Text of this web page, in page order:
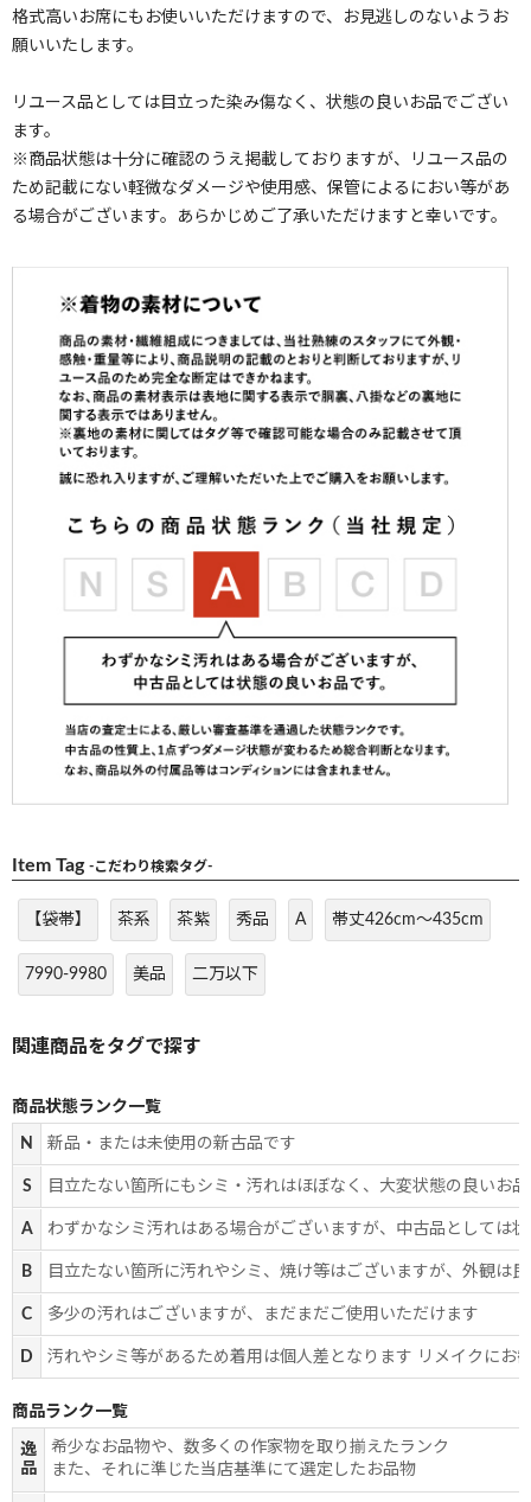
格式高いお席にもお使いいただけますので、お見逃しのないようお
願いいたします。
リユース品としては目立った染み傷なく、状態の良いお品でござい
ます。
※商品状態は十分に確認のうえ掲載しておりますが、リユース品の
ため記載にない軽微なダメージや使用感、保管によるにおい等があ
る場合がございます。あらかじめご了承いただけますと幸いです。
Item Tag -こだわり検索タグ-
【袋帯】 茶系 茶紫 秀品 A 帯丈426cm～435cm
7990-9980 美品 二万以下
商品状態ランク一覧
N 新品・または未使用の新古品です
S 目立たない箇所にもシミ・汚れはほぼなく、大変状態の良いお
A わずかなシミ汚れはある場合がございますが、中古品としては
B 目立たない箇所に汚れやシミ、焼け等はございますが、外観は
C 多少の汚れはございますが、まだまだご使用いただけます
D 汚れやシミ等があるため着用は個人差となります リメイクにお
商品ランク一覧
逸
品
希少なお品物や、数多くの作家物を取り揃えたランク
また、それに準じた当店基準にて選定したお品物